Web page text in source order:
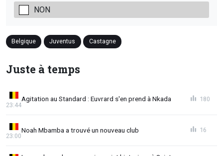
NON
Belgique Juventus Castagne
Juste à temps
Agitation au Standard : Euvrard s'en prend à Nkada
23:44
180
Noah Mbamba a trouvé un nouveau club
23:00
16